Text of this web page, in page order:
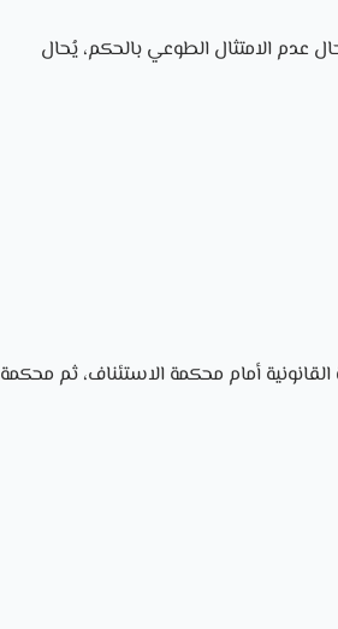
عدم الامتثال الطوعي بالحكم، يُحال
أمام محكمة الاستئناف، ثم محكمة